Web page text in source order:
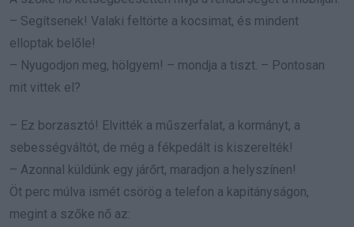
– Segítsenek! Valaki feltörte a kocsimat, és mindent
elloptak belőle!
– Nyugodjon meg, hölgyem! – mondja a tiszt. – Pontosan
mit vittek el?
– Ez borzasztó! Elvitték a műszerfalat, a kormányt, a
sebességváltót, de még a fékpedált is kiszerelték!
– Azonnal küldünk egy járőrt, maradjon a helyszínen!
Öt perc múlva ismét csörög a telefon a kapitányságon,
megint a szőke nő az: